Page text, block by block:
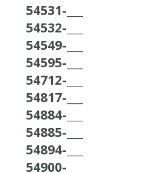
54531-___
54532-___
54549-___
54595-___
54712-___
54817-___
54884-___
54885-___
54894-___
54900-___